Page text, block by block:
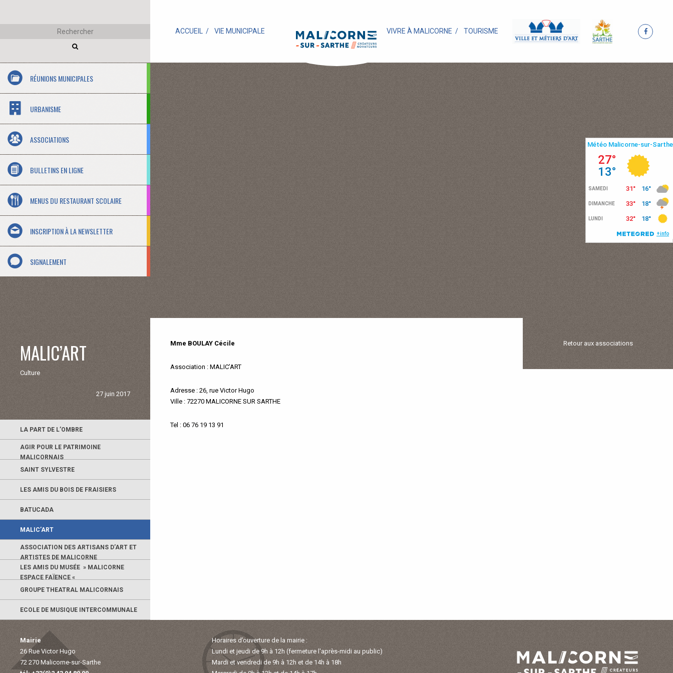
ACCUEIL VIE MUNICIPALE VIVRE À MALICORNE TOURISME
RÉUNIONS MUNICIPALES
URBANISME
ASSOCIATIONS
BULLETINS EN LIGNE
MENUS DU RESTAURANT SCOLAIRE
INSCRIPTION À LA NEWSLETTER
SIGNALEMENT
MALIC’ART
Culture
27 juin 2017
LA PART DE L’OMBRE
AGIR POUR LE PATRIMOINE
MALICORNAIS
SAINT SYLVESTRE
LES AMIS DU BOIS DE FRAISIERS
BATUCADA
MALIC’ART
ASSOCIATION DES ARTISANS D’ART ET
ARTISTES DE MALICORNE
LES AMIS DU MUSÉE » MALICORNE
ESPACE FAÏENCE «
GROUPE THEATRAL MALICORNAIS
ECOLE DE MUSIQUE INTERCOMMUNALE
Retour aux associations
Mme BOULAY Cécile
Association : MALIC’ART
Adresse : 26, rue Victor Hugo
Ville : 72270 MALICORNE SUR SARTHE
Tel : 06 76 19 13 91
Mairie
26 Rue Victor Hugo
72 270 Malicorne-sur-Sarthe
Horaires d’ouverture de la mairie :
Lundi et jeudi de 9h à 12h (fermeture l'après-midi au public)
Mardi et vendredi de 9h à 12h et de 14h à 18h